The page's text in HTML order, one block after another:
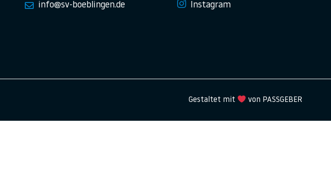
info@sv-boeblingen.de
Instagram
Gestaltet mit von PASSGEBER